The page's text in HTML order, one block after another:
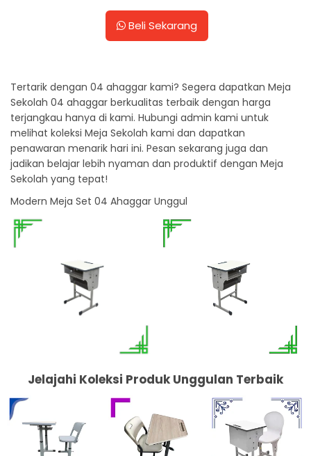
Beli Sekarang
Tertarik dengan 04 ahaggar kami? Segera dapatkan Meja
Sekolah 04 ahaggar berkualitas terbaik dengan harga
terjangkau hanya di kami. Hubungi admin kami untuk
melihat koleksi Meja Sekolah kami dan dapatkan
penawaran menarik hari ini. Pesan sekarang juga dan
jadikan belajar lebih nyaman dan produktif dengan Meja
Sekolah yang tepat!
Modern Meja Set 04 Ahaggar Unggul
Jelajahi Koleksi Produk Unggulan Terbaik